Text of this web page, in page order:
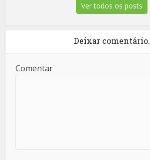
Ver todos os posts
Deixar comentário.
Comentar